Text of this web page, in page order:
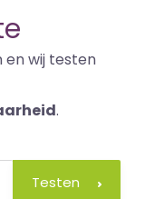
en wij testen
.
Testen